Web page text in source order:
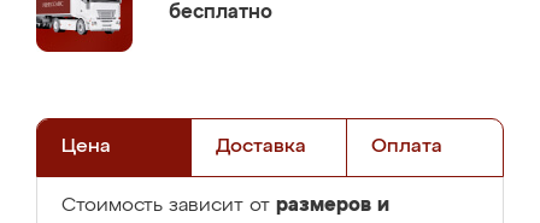
бесплатно
Цена Доставка Оплата
Стоимость зависит от размеров и